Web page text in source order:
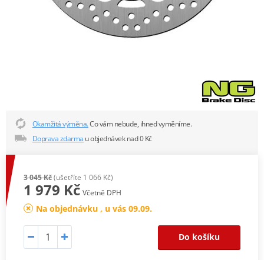
Okamžitá výměna.Co vám nebude, ihned vyměníme.
Doprava zdarma u objednávek nad 0 Kč
3 045 Kč(ušetříte 1 066 Kč)
1 979 Kč Včetně DPH
Na objednávku , u vás 09.09.
Do košíku